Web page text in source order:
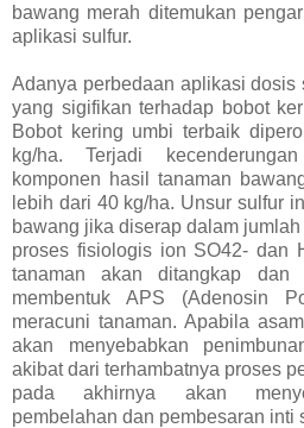
bawang merah ditemukan
aplikasi sulfur.
Adanya perbedaan aplikasi dosis
yang sigifikan terhadap bobot
Bobot kering umbi terbaik
kg/ha. Terjadi
komponen hasil tanaman
lebih dari 40 kg/ha. Unsur sulfur
bawang jika diserap dalam
proses fisiologis ion SO42- dan
tanaman akan ditangkap dan
membentuk APS (Adenosin
meracuni tanaman. Apabila
akan menyebabkan
akibat dari terhambatnya proses
pada akhirnya akan
pembelahan dan pembesaran inti